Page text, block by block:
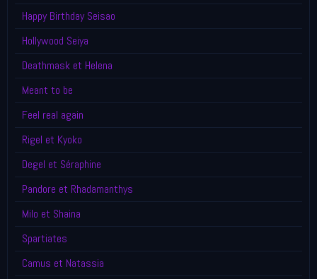
Happy Birthday Seisao
Hollywood Seiya
Deathmask et Helena
Meant to be
Feel real again
Rigel et Kyoko
Degel et Séraphine
Pandore et Rhadamanthys
Milo et Shaina
Spartiates
Camus et Natassia